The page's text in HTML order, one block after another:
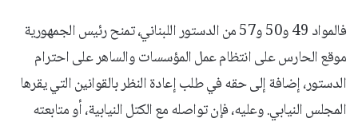
فالمواد 49 و50 و57 من الدستور اللبناني، تمنح رئيس الجمهورية
موقع الحارس على انتظام عمل المؤسسات والساهر على احترام
الدستور، إضافة إلى حقه في طلب إعادة النظر بالقوانين التي يقرها
المجلس النيابي. وعليه، فإن تواصله مع الكتل النيابية، أو متابعته